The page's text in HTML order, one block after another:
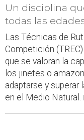
Un disciplina
todas las
Las Técnicas de
Competición
que se valoran la
los jinetes o
adaptarse y
en el Medio Natural.